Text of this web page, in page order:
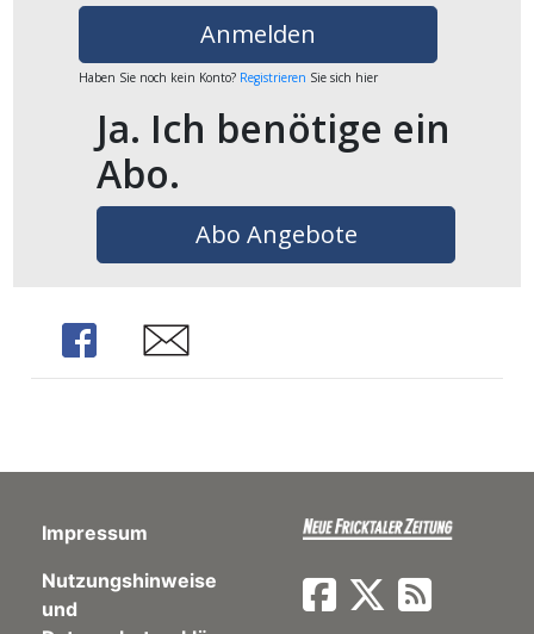
Anmelden
Haben Sie noch kein Konto? Registrieren Sie sich hier
Ja. Ich benötige ein
Abo.
Abo Angebote
Share Share
Impressum
Nutzungshinweise
und